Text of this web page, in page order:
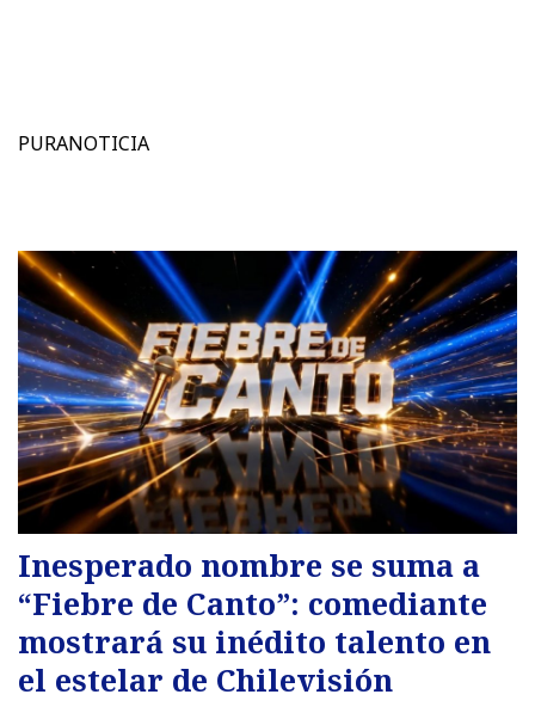
PURANOTICIA
Inesperado nombre se suma a
“Fiebre de Canto”: comediante
mostrará su inédito talento en
el estelar de Chilevisión